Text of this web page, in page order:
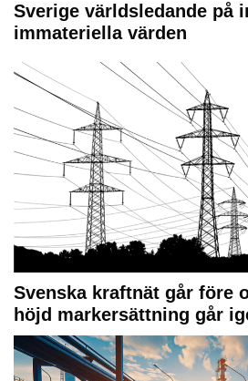
Sverige världsledande på
immateriella värden
Svenska kraftnät går före
höjd markersättning går